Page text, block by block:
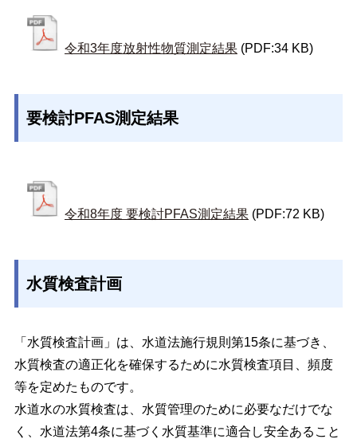
令和3年度放射性物質測定結果 (PDF:34 KB)
要検討PFAS測定結果
令和8年度 要検討PFAS測定結果 (PDF:72 KB)
水質検査計画
「水質検査計画」は、水道法施行規則第15条に基づき、
水質検査の適正化を確保するために水質検査項目、頻度
等を定めたものです。
水道水の水質検査は、水質管理のために必要なだけでな
く、水道法第4条に基づく水質基準に適合し安全あること